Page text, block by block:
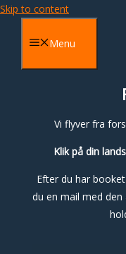
Skip to content
Menu
Vi flyver fra
Klik på din
Efter du har
du en mail med